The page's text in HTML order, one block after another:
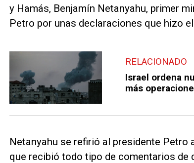
y Hamás, Benjamín Netanyahu, primer
Petro por unas declaraciones que hizo
RELACIONADO
Israel ordena
más
Netanyahu se refirió al presidente Petro
que recibió todo tipo de comentarios de